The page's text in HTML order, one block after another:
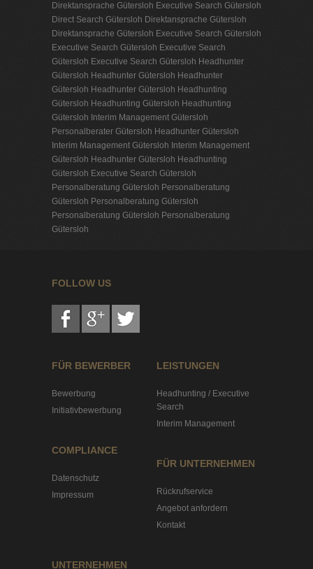
Direktansprache Gütersloh Executive Search Gütersloh
Direct Search Gütersloh Direktansprache Gütersloh
Direktansprache Gütersloh Executive Search Gütersloh
Executive Search Gütersloh Executive Search
Gütersloh Executive Search Gütersloh Headhunter
Gütersloh Headhunter Gütersloh Headhunter
Gütersloh Headhunter Gütersloh Headhunting
Gütersloh Headhunting Gütersloh Headhunting
Gütersloh Interim Management Gütersloh
Personalberater Gütersloh Headhunter Gütersloh
Interim Management Gütersloh Interim Management
Gütersloh Headhunter Gütersloh Headhunting
Gütersloh Executive Search Gütersloh
Personalberatung Gütersloh Personalberatung
Gütersloh Personalberatung Gütersloh
Personalberatung Gütersloh Personalberatung
Gütersloh
FOLLOW US
FÜR BEWERBER
Bewerbung
Initiativbewerbung
COMPLIANCE
Datenschutz
Impressum
LEISTUNGEN
Headhunting / Executive
Search
Interim Management
FÜR UNTERNEHMEN
Rückrufservice
Angebot anfordern
Kontakt
UNTERNEHMEN